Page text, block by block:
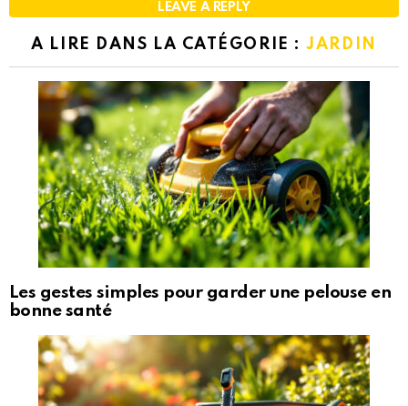
LEAVE A REPLY
A LIRE DANS LA CATÉGORIE :JARDIN
Les gestes simples pour garder une pelouse en
bonne santé